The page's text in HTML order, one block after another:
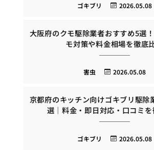
2026.05.08
ゴキブリ
大阪府のクモ駆除業者おすすめ5選
モ対策や料金相場を徹底
2026.05.08
害虫
京都府のキッチン向けゴキブリ駆除
選｜料金・即日対応・口コミ
2026.05.08
ゴキブリ